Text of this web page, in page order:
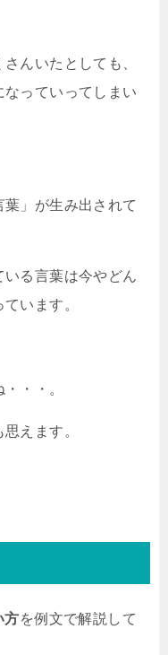
んいたとしても、
っていってしまい
」が生み出されて
る言葉は今やどん
います。
・・。
えます。
方を例文で解説して